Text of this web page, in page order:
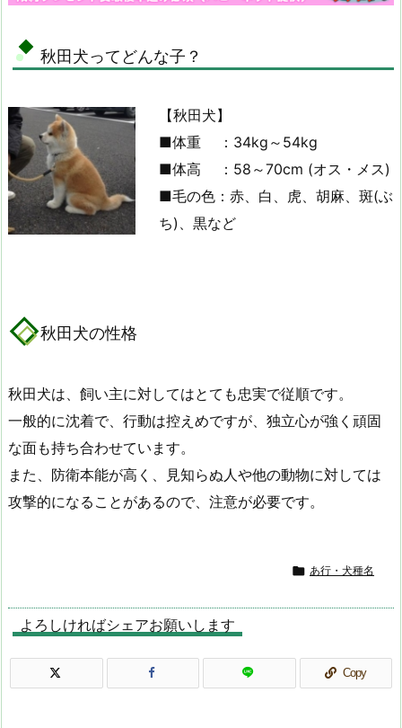
秋田犬ってどんな子？
【秋田犬】
■体重 ：34kg～54kg
■体高 ：58～70cm (オス・メス)
■毛の色：赤、白、虎、胡麻、斑(ぶ
ち)、黒など
秋田犬の性格
秋田犬は、飼い主に対してはとても忠実で従順です。
一般的に沈着で、行動は控えめですが、独立心が強く頑固
な面も持ち合わせています。
また、防衛本能が高く、見知らぬ人や他の動物に対しては
攻撃的になることがあるので、注意が必要です。
 あ行・犬種名
よろしければシェアお願いします
Copy